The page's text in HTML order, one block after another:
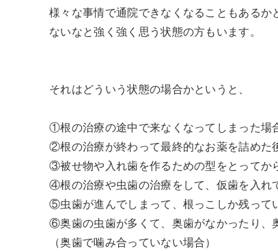
様々な事情で通院できなくなることもあるか
ないなと強く強く思う状態の方もいます。
それはどういう状態の場合かというと、
①根の治療の途中で来なくなってしまった場
②根の治療が終わって最終的なお薬を詰めた
③被せ物や入れ歯を作るための型をとってか
④根の治療や虫歯の治療をして、仮歯を入れ
⑤虫歯が進んでしまって、根っこしか残って
⑥奥歯の虫歯が多くて、奥歯がなかったり、
（奥歯で噛み合っていない場合）